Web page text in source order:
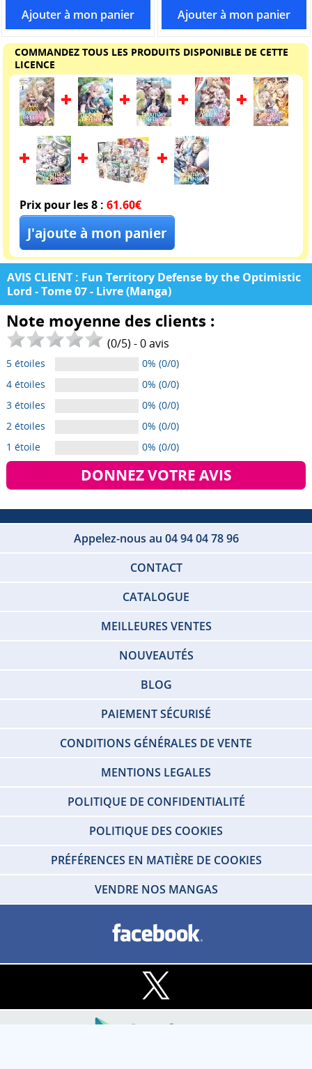
COMMANDEZ TOUS LES PRODUITS DISPONIBLE DE CETTE
LICENCE
Prix pour les 8 : 61.60€
AVIS CLIENT : Fun Territory Defense by the Optimistic
Lord - Tome 07 - Livre (Manga)
Note moyenne des clients :
(0/5) -0avis
5 étoiles
0% (0/0)
4 étoiles
0% (0/0)
3 étoiles
0% (0/0)
2 étoiles
0% (0/0)
1 étoile
0% (0/0)
DONNEZ VOTRE AVIS
Appelez-nous au 04 94 04 78 96
CONTACT
CATALOGUE
MEILLEURES VENTES
NOUVEAUTÉS
BLOG
PAIEMENT SÉCURISÉ
CONDITIONS GÉNÉRALES DE VENTE
MENTIONS LEGALES
POLITIQUE DE CONFIDENTIALITÉ
POLITIQUE DES COOKIES
PRÉFÉRENCES EN MATIÈRE DE COOKIES
VENDRE NOS MANGAS